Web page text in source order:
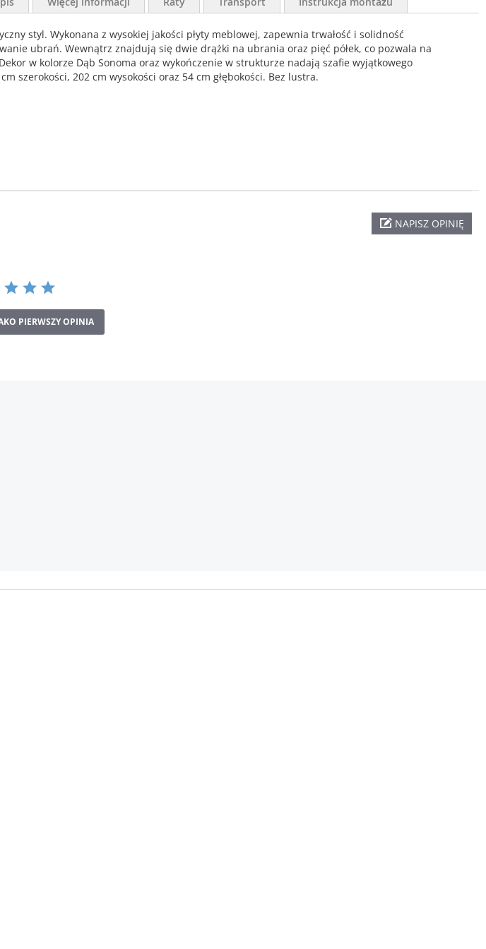
styl. Wykonana z wysokiej jakości płyty meblowej, zapewnia trwałość i solidność
ubrań. Wewnątrz znajdują się dwie drążki na ubrania oraz pięć półek, co pozwala na
w kolorze Dąb Sonoma oraz wykończenie w strukturze nadają szafie wyjątkowego
szerokości, 202 cm wysokości oraz 54 cm głębokości. Bez lustra.
NAPISZ OPINIĘ
PIERWSZY OPINIA